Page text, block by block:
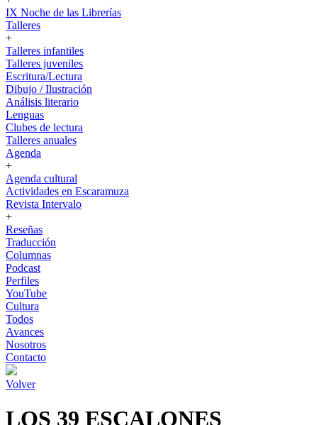
IX Noche de las Librerías
Talleres
+
Talleres infantiles
Talleres juveniles
Escritura/Lectura
Dibujo / Ilustración
Análisis literario
Lenguas
Clubes de lectura
Talleres anuales
Agenda
+
Agenda cultural
Actividades en Escaramuza
Revista Intervalo
+
Reseñas
Traducción
Columnas
Podcast
Perfiles
YouTube
Cultura
Todos
Avances
Nosotros
Contacto
Volver
LOS 39 ESCALONES